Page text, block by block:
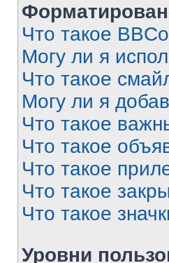
Что такое
Могу ли я
Что такое
Могу ли я
Что такое
Что такое
Что такое
Что такое
Что такое
Уровни